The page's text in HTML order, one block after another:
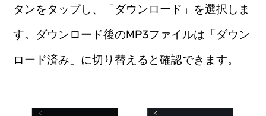
タンをタップし、「ダウンロード」を選択しま
す。ダウンロード後のMP3ファイルは「ダウン
ロード済み」に切り替えると確認できます。